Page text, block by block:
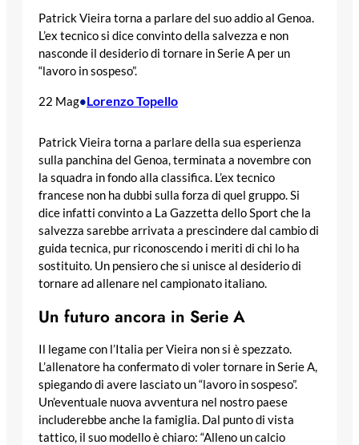
Patrick Vieira torna a parlare del suo addio al Genoa.
L’ex tecnico si dice convinto della salvezza e non
nasconde il desiderio di tornare in Serie A per un
“lavoro in sospeso”.
22 Mag•Lorenzo Topello
Patrick Vieira torna a parlare della sua esperienza
sulla panchina del Genoa, terminata a novembre con
la squadra in fondo alla classifica. L’ex tecnico
francese non ha dubbi sulla forza di quel gruppo. Si
dice infatti convinto a La Gazzetta dello Sport che la
salvezza sarebbe arrivata a prescindere dal cambio di
guida tecnica, pur riconoscendo i meriti di chi lo ha
sostituito. Un pensiero che si unisce al desiderio di
tornare ad allenare nel campionato italiano.
Un futuro ancora in Serie A
Il legame con l’Italia per Vieira non si è spezzato.
L’allenatore ha confermato di voler tornare in Serie A,
spiegando di avere lasciato un “lavoro in sospeso”.
Un’eventuale nuova avventura nel nostro paese
includerebbe anche la famiglia. Dal punto di vista
tattico, il suo modello è chiaro: “Alleno un calcio